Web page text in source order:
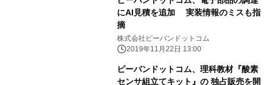
にAI見積を追加 実装情報のミスも指
摘
株式会社ピーバンドットコム
2019年11月22日 13:00
ピーバンドットコム、理科教材『酸素
センサ組立てキット』の 独占販売を開